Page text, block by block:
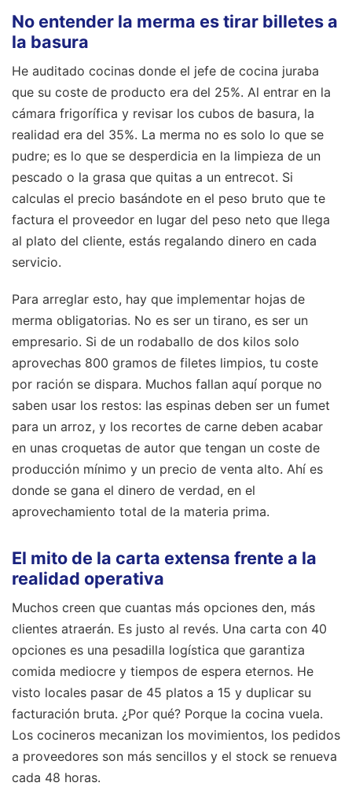
No entender la merma es tirar billetes a
la basura
He auditado cocinas donde el jefe de cocina juraba
que su coste de producto era del 25%. Al entrar en la
cámara frigorífica y revisar los cubos de basura, la
realidad era del 35%. La merma no es solo lo que se
pudre; es lo que se desperdicia en la limpieza de un
pescado o la grasa que quitas a un entrecot. Si
calculas el precio basándote en el peso bruto que te
factura el proveedor en lugar del peso neto que llega
al plato del cliente, estás regalando dinero en cada
servicio.
Para arreglar esto, hay que implementar hojas de
merma obligatorias. No es ser un tirano, es ser un
empresario. Si de un rodaballo de dos kilos solo
aprovechas 800 gramos de filetes limpios, tu coste
por ración se dispara. Muchos fallan aquí porque no
saben usar los restos: las espinas deben ser un fumet
para un arroz, y los recortes de carne deben acabar
en unas croquetas de autor que tengan un coste de
producción mínimo y un precio de venta alto. Ahí es
donde se gana el dinero de verdad, en el
aprovechamiento total de la materia prima.
El mito de la carta extensa frente a la
realidad operativa
Muchos creen que cuantas más opciones den, más
clientes atraerán. Es justo al revés. Una carta con 40
opciones es una pesadilla logística que garantiza
comida mediocre y tiempos de espera eternos. He
visto locales pasar de 45 platos a 15 y duplicar su
facturación bruta. ¿Por qué? Porque la cocina vuela.
Los cocineros mecanizan los movimientos, los pedidos
a proveedores son más sencillos y el stock se renueva
cada 48 horas.